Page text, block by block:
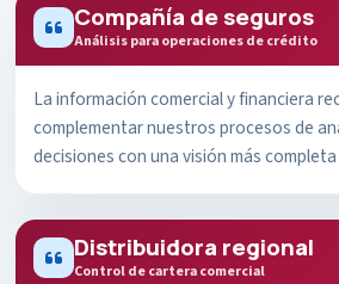
Compañía de seguros
Análisis para operaciones de crédito
La información comercial y financiera
complementar nuestros procesos de
decisiones con una visión más
Distribuidora regional
Control de cartera comercial